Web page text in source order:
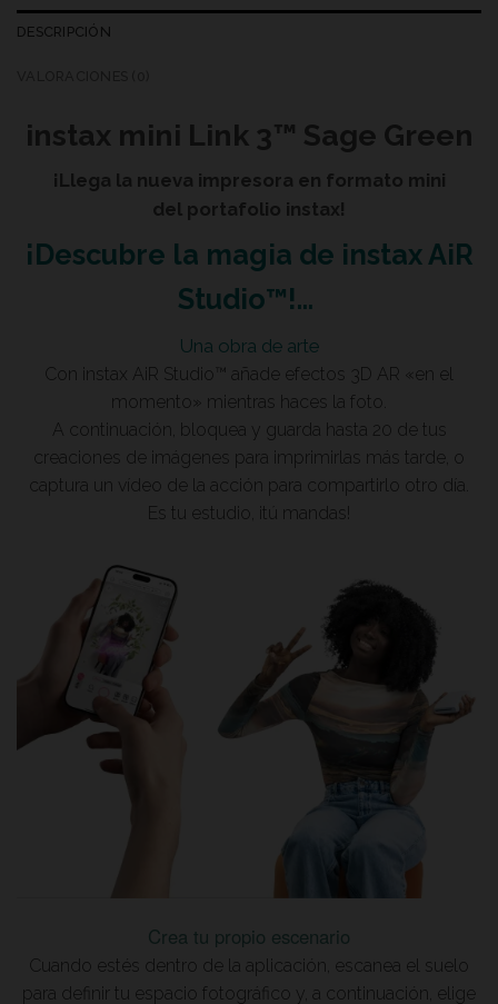
DESCRIPCIÓN
instax mini Link 3™ Sage Green
¡Llega la nueva impresora en formato mini
del portafolio instax!
¡Descubre la magia de instax AiR
Studio™!…
Una obra de arte
Con instax AiR Studio™ añade efectos 3D AR «en el
momento» mientras haces la foto.
A continuación, bloquea y guarda hasta 20 de tus
creaciones de imágenes para imprimirlas más tarde, o
captura un vídeo de la acción para compartirlo otro día.
Es tu estudio, ¡tú mandas!
Crea tu propio escenario
Cuando estés dentro de la aplicación, escanea el suelo
para definir tu espacio fotográfico y, a continuación, elige